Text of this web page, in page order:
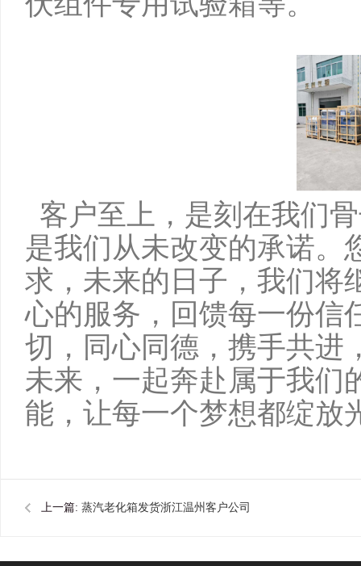
客户至上，是刻在我们
是我们从未改变的承诺。
求，未来的日子，我们将
心的服务，回馈每一份信
切，同心同德，携手共进
未来，一起奔赴属于我们
能，让每一个梦想都绽放
上一篇: 蒸汽老化箱发货浙江温州客户公司